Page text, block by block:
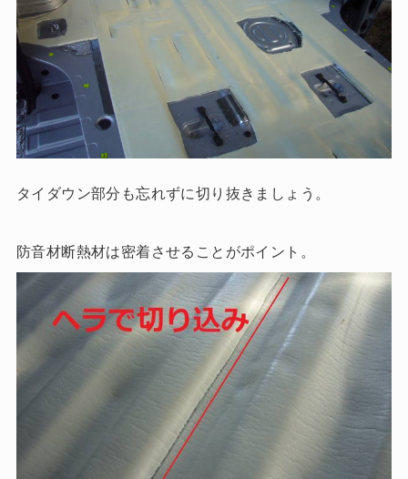
タイダウン部分も忘れずに切り抜きましょう。
防音材断熱材は密着させることがポイント。